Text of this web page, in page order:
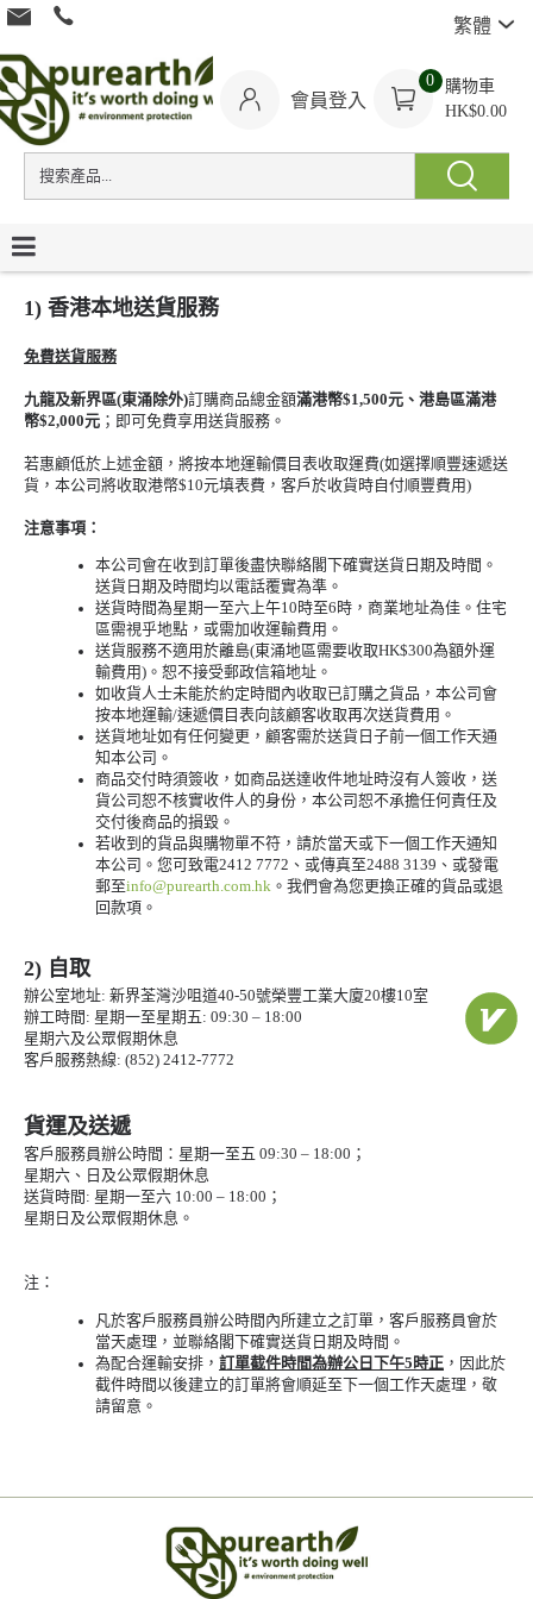
繁體
會員登入
0
購物車
HK$0.00
1) 香港本地送貨服務
免費送貨服務
九龍及新界區(東涌除外)訂購商品總金額滿港幣$1,500元、港島區滿港
幣$2,000元 ；即可免費享用送貨服務。
若惠顧低於上述金額，將按本地運輸價目表收取運費(如選擇順豐速遞送
貨，本公司將收取港幣$10元填表費，客戶於收貨時自付順豐費用)
注意事項：
本公司會在收到訂單後盡快聯絡閣下確實送貨日期及時間。
送貨日期及時間均以電話覆實為準。
送貨時間為星期一至六上午10時至6時，商業地址為佳。住宅
區需視乎地點，或需加收運輸費用。
送貨服務不適用於離島(東涌地區需要收取HK$300為額外運
輸費用)。恕不接受郵政信箱地址。
如收貨人士未能於約定時間內收取已訂購之貨品，本公司會
按本地運輸/速遞價目表向該顧客收取再次送貨費用。
送貨地址如有任何變更，顧客需於送貨日子前一個工作天通
知本公司。
商品交付時須簽收，如商品送達收件地址時沒有人簽收，送
貨公司恕不核實收件人的身份，本公司恕不承擔任何責任及
交付後商品的損毀。
若收到的貨品與購物單不符，請於當天或下一個工作天通知
本公司。您可致電2412 7772、或傳真至2488 3139、或發電
郵至info@purearth.com.hk 。我們會為您更換正確的貨品或退
回款項。
2) 自取
辦公室地址: 新界荃灣沙咀道40-50號榮豐工業大廈20樓10室
辦工時間: 星期一至星期五: 09:30 – 18:00
星期六及公眾假期休息
客戶服務熱線: (852) 2412-7772
貨運及送遞
客戶服務員辦公時間：星期一至五 09:30 – 18:00；
星期六、日及公眾假期休息
送貨時間: 星期一至六 10:00 – 18:00；
星期日及公眾假期休息。
注：
凡於客戶服務員辦公時間內所建立之訂單，客戶服務員會於
當天處理，並聯絡閣下確實送貨日期及時間。
為配合運輸安排， 訂單截件時間為辦公日下午5時正 ，因此於
截件時間以後建立的訂單將會順延至下一個工作天處理，敬
請留意。